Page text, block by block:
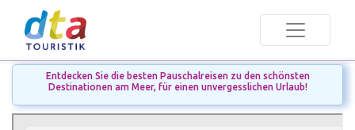
Entdecken Sie die besten Pauschalreisen zu den schönsten
Destinationen am Meer, für einen unvergesslichen Urlaub!